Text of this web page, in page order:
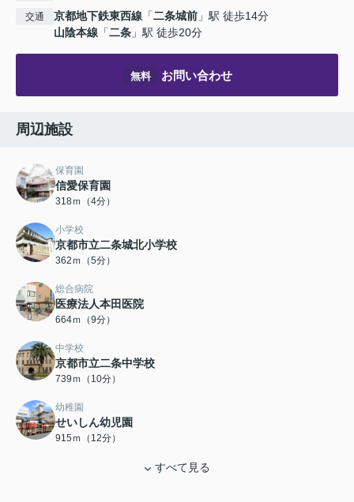
交通 京都地下鉄東西線 「二条城前 」駅 徒歩14分
山陰本線 「二条 」駅 徒歩20分
無料 お問い合わせ
周辺施設
保育園
信愛保育園
318ｍ（4分）
小学校
京都市立二条城北小学校
362ｍ（5分）
総合病院
医療法人本田医院
664ｍ（9分）
中学校
京都市立二条中学校
739ｍ（10分）
幼稚園
せいしん幼児園
915ｍ（12分）
すべて見る